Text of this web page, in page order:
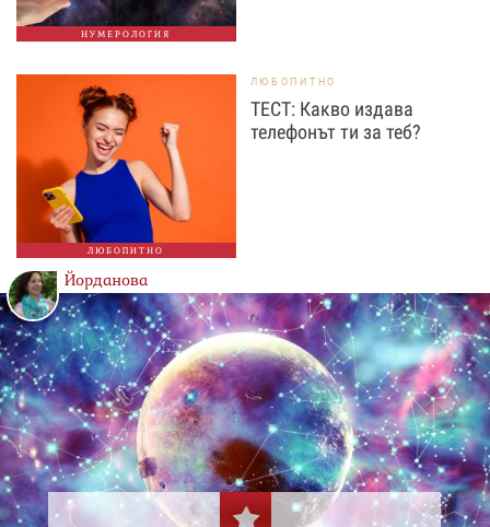
НУМЕРОЛОГИЯ
ЛЮБОПИТНО
ЛЮБОПИТНО
ТЕСТ: Какво издава
телефонът ти за теб?
Йорданова